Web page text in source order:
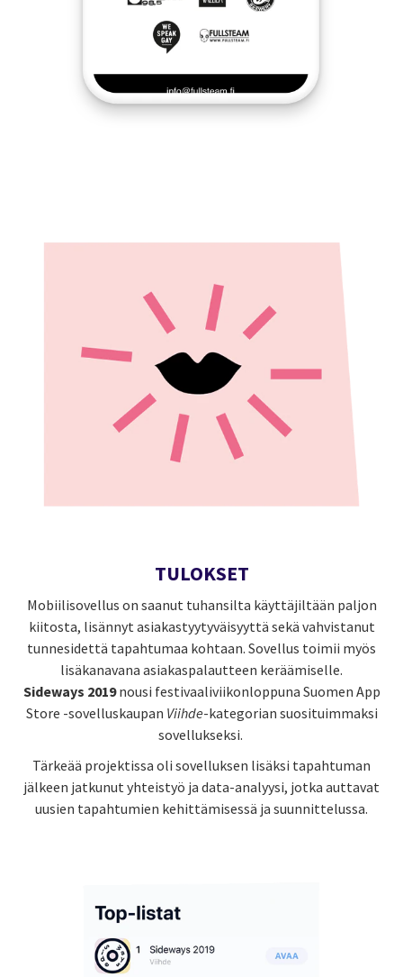
TULOKSET
Mobiilisovellus on saanut tuhansilta käyttäjiltään paljon
kiitosta, lisännyt asiakastyytyväisyyttä sekä vahvistanut
tunnesidettä tapahtumaa kohtaan. Sovellus toimii myös
lisäkanavana asiakaspalautteen keräämiselle.
Sideways 2019nousi festivaaliviikonloppuna Suomen App
Store -sovelluskaupan Viihde-kategorian suosituimmaksi
sovellukseksi.
Tärkeää projektissa oli sovelluksen lisäksi tapahtuman
jälkeen jatkunut yhteistyö ja data-analyysi, jotka auttavat
uusien tapahtumien kehittämisessä ja suunnittelussa.